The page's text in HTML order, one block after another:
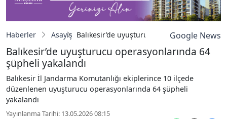
Haberler Asayiş Balıkesir’de uyuşturucu operasyonlarında
Google News
Balıkesir’de uyuşturucu operasyonlarında 64
şüpheli yakalandı
Balıkesir İl Jandarma Komutanlığı ekiplerince 10 ilçede
düzenlenen uyuşturucu operasyonlarında 64 şüpheli
yakalandı
Yayınlanma Tarihi: 13.05.2026 08:15